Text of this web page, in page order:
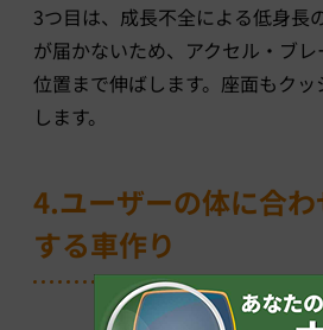
3つ目は、成長不全による低身長
が届かないため、アクセル・ブ
位置まで伸ばします。座面もク
します。
4.ユーザーの体に合
する車作り